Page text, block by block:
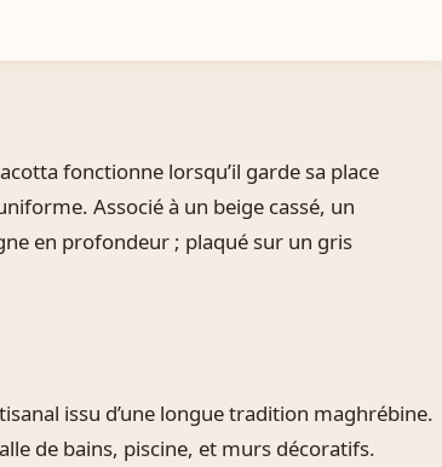
fonctionne lorsqu’il garde sa place
Associé à un beige cassé, un
en profondeur ; plaqué sur un gris
issu d’une longue tradition maghrébine.
de bains, piscine, et murs décoratifs.